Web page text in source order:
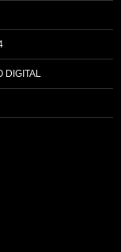
DIGITAL